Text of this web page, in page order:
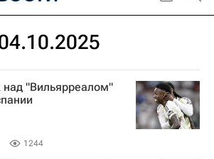
над "Вильярреалом"
1244